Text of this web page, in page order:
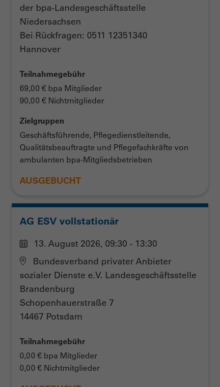
der bpa-Landesgeschäftsstelle
Niedersachsen
Bei Rückfragen: 0511 12351340
Hannover
Teilnahmegebühr
69,00 € bpa Mitglieder
90,00 € Nichtmitglieder
Zielgruppen
Geschäftsführende, Pflegedienstleitende,
Qualitätsbeauftragte und Pflegefachkräfte von
ambulanten bpa-Mitgliedsbetrieben
AUSGEBUCHT
AG ESV vollstationär
13. August 2026, 09:30 - 13:30
Bundesverband privater Anbieter
sozialer Dienste e.V. Landesgeschäftsstelle
Brandenburg
Schopenhauerstraße 7
14467 Potsdam
Teilnahmegebühr
0,00 € bpa Mitglieder
0,00 € Nichtmitglieder